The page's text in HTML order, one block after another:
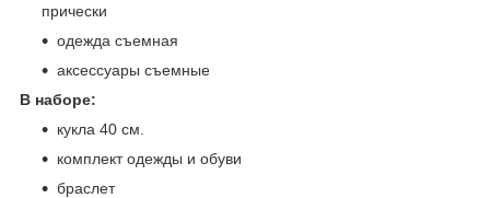
прически
одежда съемная
аксессуары съемные
В наборе:
кукла 40 см.
комплект одежды и обуви
браслет